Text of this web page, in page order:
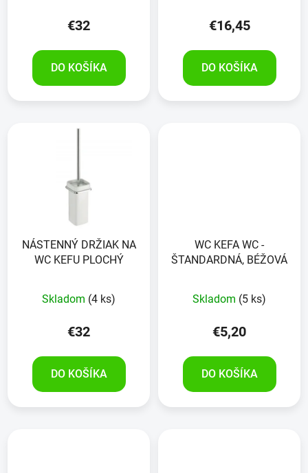
€32
DO KOŠÍKA
€16,45
DO KOŠÍKA
NÁSTENNÝ DRŽIAK NA
WC KEFU PLOCHÝ
Skladom (4 ks)
€32
DO KOŠÍKA
WC KEFA WC -
ŠTANDARDNÁ, BÉŽOVÁ
Skladom (5 ks)
€5,20
DO KOŠÍKA